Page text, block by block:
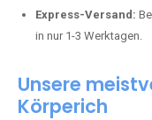
Express-Versand:
in nur 1-3 Werktagen.
Unsere
Körperich